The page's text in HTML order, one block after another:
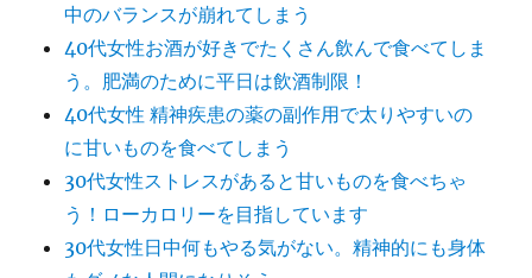
中のバランスが崩れてしまう
40代女性お酒が好きでたくさん飲んで食べてしま
う。肥満のために平日は飲酒制限！
40代女性 精神疾患の薬の副作用で太りやすいの
に甘いものを食べてしまう
30代女性ストレスがあると甘いものを食べちゃ
う！ローカロリーを目指しています
30代女性日中何もやる気がない。精神的にも身体